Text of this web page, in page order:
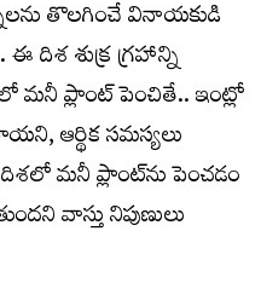
తొలగించే వినాయకుడి
దిశ శుక్ర గ్రహాన్ని
మనీ ప్లాంట్​ పెంచితే.. ఇంట్లో
ఆర్థిక సమస్యలు
మ‌నీ ప్లాంట్‌ను పెంచ‌డం
వాస్తు నిపుణులు